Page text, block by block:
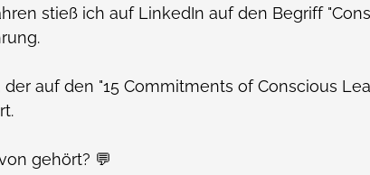
stieß ich auf LinkedIn auf den Begriff
der auf den "15 Commitments of Conscious
gehört? 💬